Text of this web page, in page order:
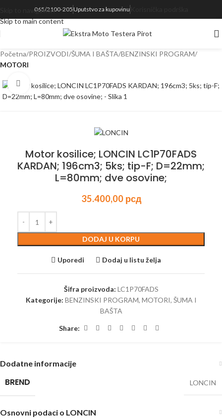
Skip to navigation
Skip to main content
realnom vremenu svakog proizvoda koji se nalazi na sajtu
065/2100-205Uputstvo za kupovinu
Početna PROIZVODI ŠUMA I BAŠTA BENZINSKI PROGRAM
MOTORI
Kliknite za uvećanje
Motor kosilice; LONCIN LC1P70FADS
KARDAN; 196cm3; 5ks; tip-F; D=22mm;
L=80mm; dve osovine;
35.400,00 рсд
DODAJ U KORPU
Uporedi Dodaj u listu želja
Šifra proizvoda: LC1P70FADS
Kategorije: BENZINSKI PROGRAM, MOTORI, ŠUMA I
BAŠTA
Share:
Dodatne informacije
BREND LONCIN
Osnovni podaci o LONCIN